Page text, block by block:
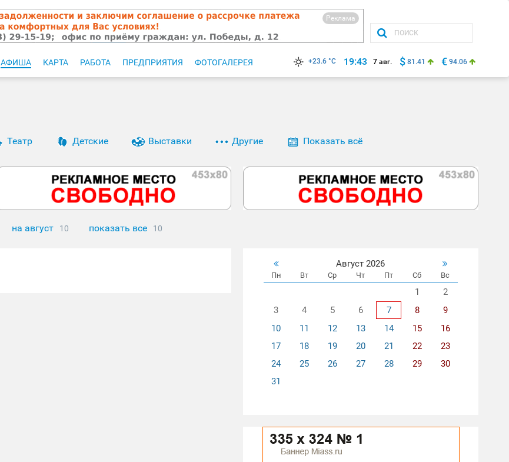
Реклама
АФИША КАРТА РАБОТА ПРЕДПРИЯТИЯ ФОТОГАЛЕРЕЯ +23.6 °C 19:43 7 авг. $ 81.41 € 94.06
Театр Детские Выставки Другие Показать всё
на август 10 показать все 10
Август 2026
Пн Вт Ср Чт Пт Сб Вс
1
2
3
4 5 6 7 8
9
10
11 12 13 14 15
16
17
18 19 20 21 22
23
24
25 26 27 28 29
30
31